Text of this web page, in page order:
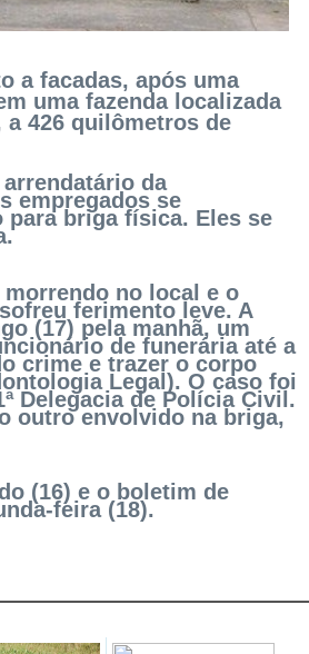
a facadas, após uma
uma fazenda localizada
a 426 quilômetros de
da
empregados se
para briga física. Eles se
morrendo no local e o
ferimento leve. A
(17) pela manhã, um
de funerária até a
crime e trazer o corpo
Legal). O caso foi
Delegacia de Polícia Civil.
outro envolvido na briga,
(16) e o boletim de
feira (18).